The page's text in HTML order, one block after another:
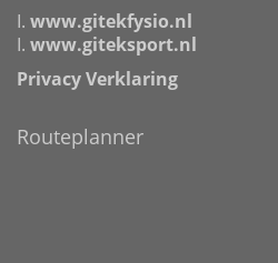
I. www.gitekfysio.nl
I. www.giteksport.nl
Privacy Verklaring
Routeplanner